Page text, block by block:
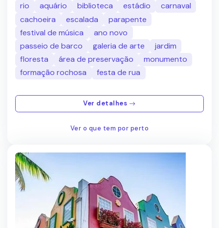
rio
aquário biblioteca estádio
carnaval
cachoeira
escalada
parapente
festival de música
ano novo
passeio de barco
galeria de arte
jardim
floresta
área de preservação
monumento
formação rochosa
festa de rua
Ver detalhes
Ver o que tem por perto